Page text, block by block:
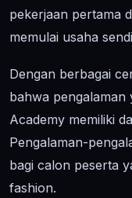
pekerjaan pertama
memulai usaha
Dengan berbagai
bahwa pengalaman
Academy memiliki
Pengalaman-
bagi calon peserta
fashion.